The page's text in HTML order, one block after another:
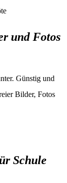
und Fotos
Günstig und
Bilder, Fotos
Schule